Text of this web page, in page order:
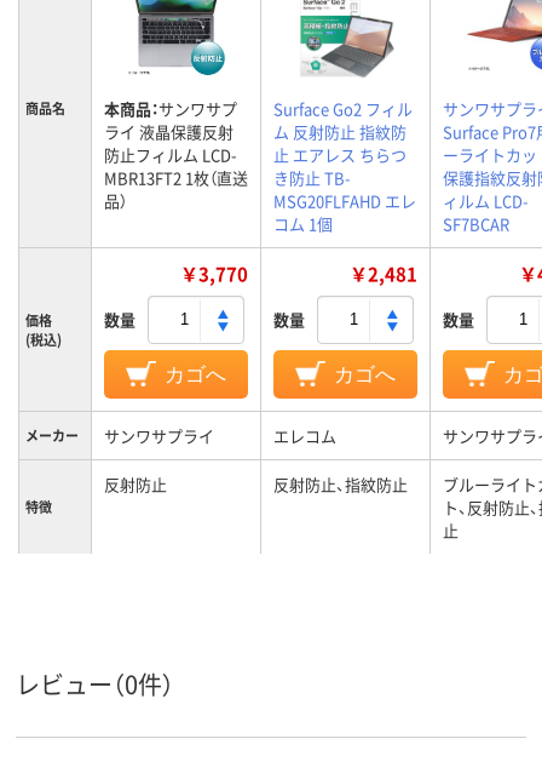
商品名 本商品：サンワサプ
ライ 液晶保護反射
防止フィルム LCD-
MBR13FT2 1枚（直送
品）
Surface Go2 フィル
ム 反射防止 指紋防
止 エアレス ちらつ
き防止 TB-
MSG20FLFAHD エレ
コム 1個
サンワサプラ
Surface Pro7
ーライトカ
保護指紋反射
ィルム LCD-
SF7BCAR
価格
(税込)
￥3,770
数量
カゴへ
￥2,481
数量
カゴへ
数量
カ
メーカー サンワサプライ エレコム サンワサプラ
特徴
反射防止 反射防止、指紋防止
ブルーライト
ト、反射防止
止
レビュー（0件）